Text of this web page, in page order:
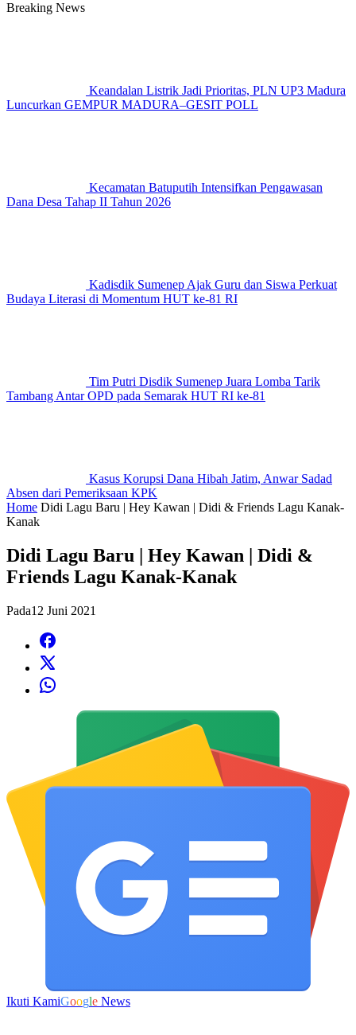
Breaking News
Keandalan Listrik Jadi Prioritas, PLN UP3 Madura
Luncurkan GEMPUR MADURA–GESIT POLL
Kecamatan Batuputih Intensifkan Pengawasan
Dana Desa Tahap II Tahun 2026
Kadisdik Sumenep Ajak Guru dan Siswa Perkuat
Budaya Literasi di Momentum HUT ke-81 RI
Tim Putri Disdik Sumenep Juara Lomba Tarik
Tambang Antar OPD pada Semarak HUT RI ke-81
Kasus Korupsi Dana Hibah Jatim, Anwar Sadad
Absen dari Pemeriksaan KPK
Home Didi Lagu Baru | Hey Kawan | Didi & Friends Lagu Kanak-
Kanak
Didi Lagu Baru | Hey Kawan | Didi &
Friends Lagu Kanak-Kanak
Pada12 Juni 2021
Ikuti KamiGoogle News